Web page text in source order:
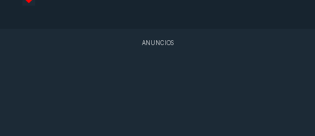
ANUNCIOS